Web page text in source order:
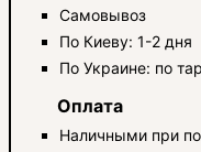
Самовывоз
По Киеву: 1-2 дня
По Украине: по
Оплата
Наличными при